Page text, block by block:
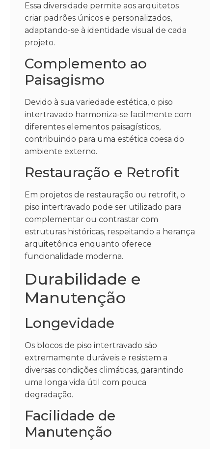
Essa diversidade permite aos arquitetos
criar padrões únicos e personalizados,
adaptando-se à identidade visual de cada
projeto.
Complemento ao
Paisagismo
Devido à sua variedade estética, o piso
intertravado harmoniza-se facilmente com
diferentes elementos paisagísticos,
contribuindo para uma estética coesa do
ambiente externo.
Restauração e Retrofit
Em projetos de restauração ou retrofit, o
piso intertravado pode ser utilizado para
complementar ou contrastar com
estruturas históricas, respeitando a herança
arquitetônica enquanto oferece
funcionalidade moderna.
Durabilidade e
Manutenção
Longevidade
Os blocos de piso intertravado são
extremamente duráveis e resistem a
diversas condições climáticas, garantindo
uma longa vida útil com pouca
degradação.
Facilidade de
Manutenção